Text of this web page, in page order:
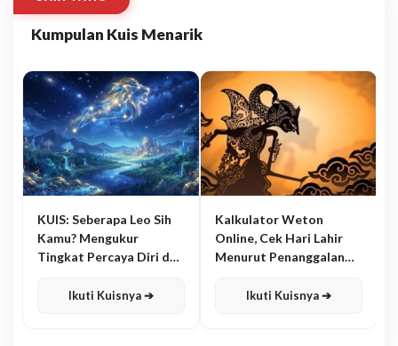
Kumpulan Kuis Menarik
KUIS: Seberapa Leo Sih
Kamu? Mengukur
Tingkat Percaya Diri dan
Ikuti Kuisnya ➔
Kalkulator Weton
Online, Cek Hari Lahir
Menurut Penanggalan
Ikuti Kuisnya ➔